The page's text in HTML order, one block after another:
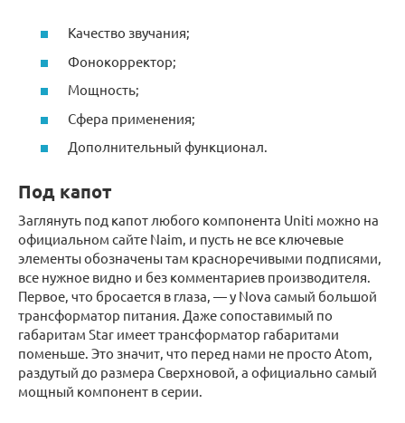
Качество звучания;
Фонокорректор;
Мощность;
Сфера применения;
Дополнительный функционал.
Под капот
Заглянуть под капот любого компонента Uniti можно на
официальном сайте Naim, и пусть не все ключевые
элементы обозначены там красноречивыми подписями,
все нужное видно и без комментариев производителя.
Первое, что бросается в глаза, — у Nova самый большой
трансформатор питания. Даже сопоставимый по
габаритам Star имеет трансформатор габаритами
поменьше. Это значит, что перед нами не просто Atom,
раздутый до размера Сверхновой, а официально самый
мощный компонент в серии.